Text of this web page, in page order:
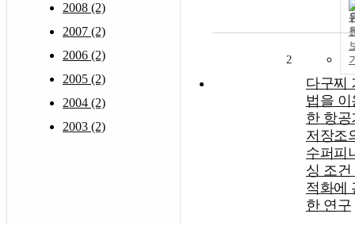
2008 (2)
2007 (2)
2006 (2)
2005 (2)
2004 (2)
2003 (2)
2
다구찌
법을 이
한 항공
저장조
수퍼피
싱 조건
적화에
한 연구